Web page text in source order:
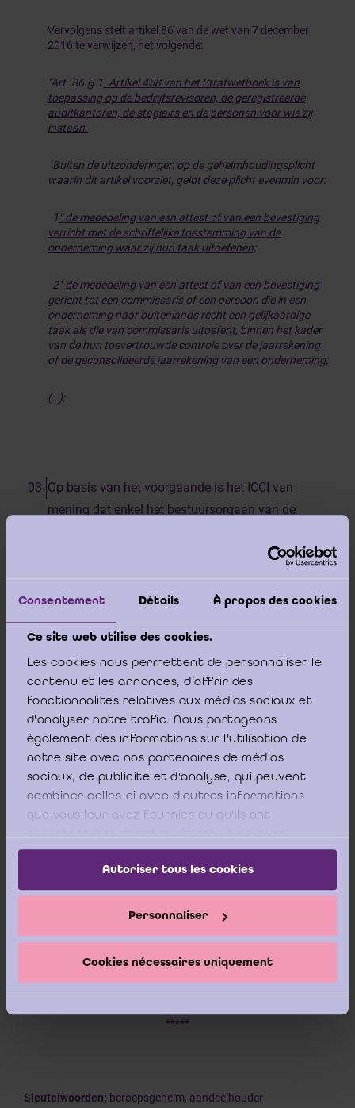
Consentement Détails À propos des cookies
Ce site web utilise des cookies.
Les cookies nous permettent de personnaliser le
contenu et les annonces, d'offrir des
fonctionnalités relatives aux médias sociaux et
d'analyser notre trafic. Nous partageons
également des informations sur l'utilisation de
notre site avec nos partenaires de médias
sociaux, de publicité et d'analyse, qui peuvent
combiner celles-ci avec d'autres informations
que vous leur avez fournies ou qu'ils ont
services.
Autoriser tous les cookies
Personnaliser
Cookies nécessaires uniquement
Vervolgens stelt artikel 86 van de wet van 7 december
2016 te verwijzen, het volgende:
“Art. 86.§ 1 . Artikel 458 van het Strafwetboek is van
toepassing op de bedrijfsrevisoren, de geregistreerde
auditkantoren, de stagiairs en de personen voor wie zij
instaan.
Buiten de uitzonderingen op de geheimhoudingsplicht
waarin dit artikel voorziet, geldt deze plicht evenmin voor:
1 ° de mededeling van een attest of van een bevestiging
verricht met de schriftelijke toestemming van de
onderneming waar zij hun taak uitoefenen;
2° de mededeling van een attest of van een bevestiging
gericht tot een commissaris of een persoon die in een
onderneming naar buitenlands recht een gelijkaardige
taak als die van commissaris uitoefent, binnen het kader
van de hun toevertrouwde controle over de jaarrekening
of de geconsolideerde jaarrekening van een onderneming;
(…);
Op basis van het voorgaande is het ICCI van
mening dat enkel het bestuursorgaan van de
de algemene vergaderingen) kan bezorgen.
Tot slot wenst het ICCI nog toe te voegen dat men
heeft, de mogelijkheid heeft inzage van deze
documenten te vragen aan de
ondernemingsrechtbank.
Van der Grinten, negende druk, nr. 222, blz. 370).
te vorderen van de besluiten van twee algemene vergaderingen
De vennootschap werd in kort geding veroordeeld tot afgifte
van het gevraagde afschrift (Kh. Brussel, kort ged., 1 december
*****
Sleutelwoorden: beroepsgeheim, aandeelhouder